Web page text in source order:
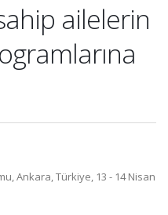
ailelerin
Ankara, Türkiye, 13 - 14 Nisan